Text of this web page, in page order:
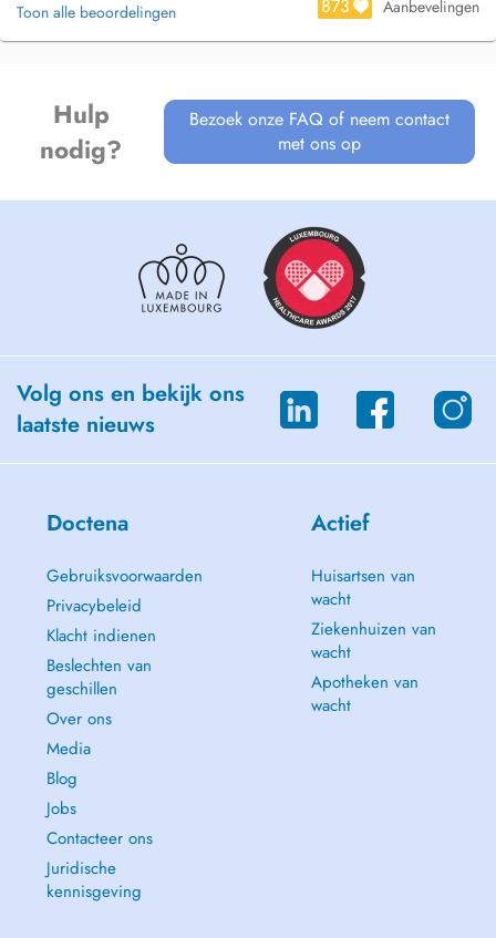
I provide counseling for adults, teenagers, children, babies,
pregnancy, breastfeeding, geriatrics, or for different situations like
Toon alle beoordelingen 873 Aanbevelingen
Hulp
nodig?
Bezoek onze FAQ of neem contact
met ons op
Volg ons en bekijk ons
laatste nieuws
Doctena
Gebruiksvoorwaarden
Privacybeleid
Klacht indienen
Beslechten van
geschillen
Over ons
Media
Blog
Jobs
Contacteer ons
Juridische
kennisgeving
Actief
Huisartsen van
wacht
Ziekenhuizen van
wacht
Apotheken van
wacht